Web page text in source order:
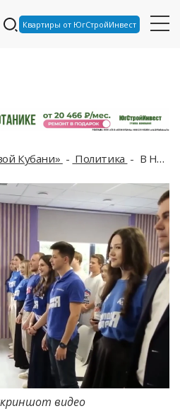
Квартиры от ЮгСтройИнвест
Кубани» Политика В Новороссийске открыли новый сезон «ПолитЗавода» МГЕР. Там помогают молодёжи, мечтающей о карьере в политике
видео